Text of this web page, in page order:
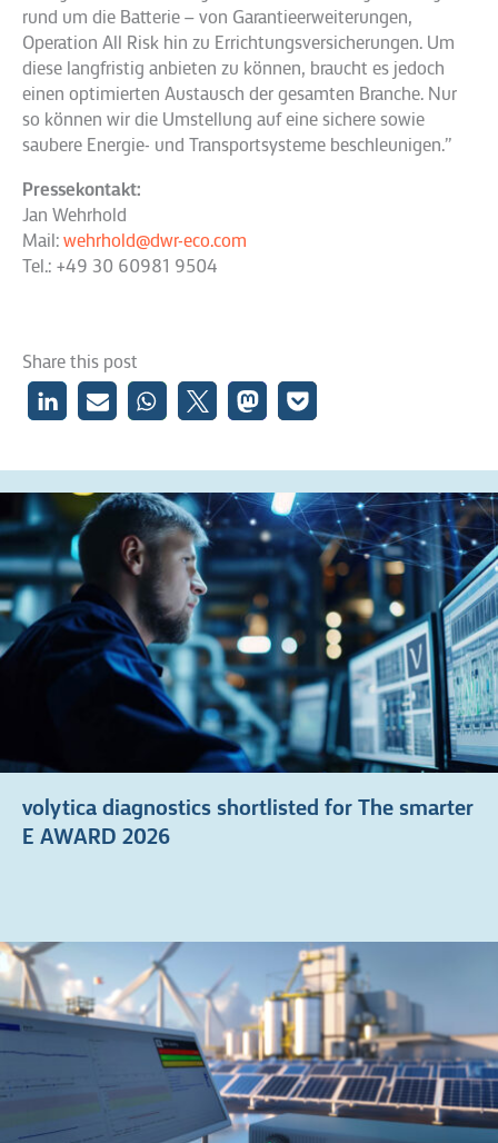
rund um die Batterie – von Garantieerweiterungen,
Operation All Risk hin zu Errichtungsversicherungen. Um
diese langfristig anbieten zu können, braucht es jedoch
einen optimierten Austausch der gesamten Branche. Nur
so können wir die Umstellung auf eine sichere sowie
saubere Energie- und Transportsysteme beschleunigen.”
Pressekontakt:
Jan Wehrhold
Mail: wehrhold@dwr-eco.com
Tel.: +49 30 60981 9504
Share this post
volytica diagnostics shortlisted for The smarter
E AWARD 2026